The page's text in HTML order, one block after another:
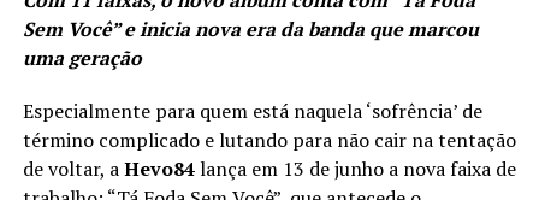
TÓPICOS RELACIONADOS
A SEGUIR
Juliana Moreto: A Nova Sensação da Música Sertaneja
NÃO PERCA
LUMEN CRAFT agrega inovação e autenticidade em seu
Sem Você” e inicia nova era da banda que marcou
uma geração
Especialmente para quem está naquela ‘sofrência’ de
término complicado e lutando para não cair na tentação
de voltar, aHevo84lança em 13 de junho a nova faixa de